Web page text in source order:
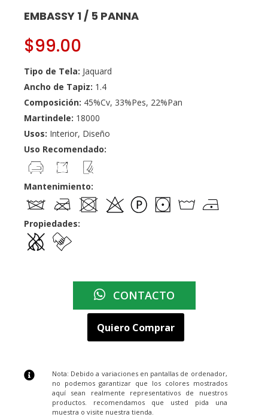
EMBASSY 1 / 5 PANNA
$99.00
Tipo de Tela: Jaquard
Ancho de Tapiz: 1.4
Composición: 45%Cv, 33%Pes, 22%Pan
Martindele: 18000
Usos: Interior, Diseño
Uso Recomendado:
Mantenimiento:
Propiedades:
CONTACTO
Quiero Comprar
Nota: Debido a variaciones en pantallas de ordenador,
no podemos garantizar que los colores mostrados
aquí sean realmente representativos de nuestros
productos. recomendamos que usted pida una
muestra o visite nuestra tienda.